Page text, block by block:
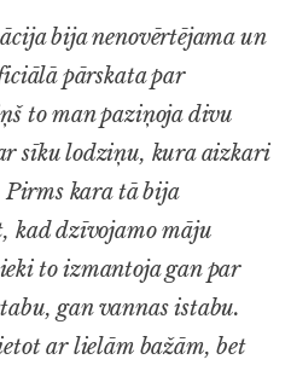
bija nenovērtējama un
pārskata par
to man paziņoja divu
sīku lodziņu, kura aizkari
kara tā bija
kad dzīvojamo māju
to izmantoja gan par
gan vannas istabu.
ar lielām bažām, bet